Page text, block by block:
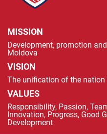
MISSION
Development, promotion
Moldova
VISION
The unification of the
VALUES
Responsibility, Passion,
Innovation, Progress, Good
Development